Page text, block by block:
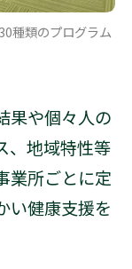
果や個々人の
、地域特性等
業所ごとに定
い健康支援を
種類のプログラム